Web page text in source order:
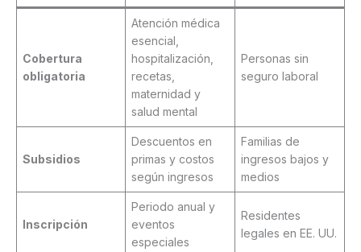
Cobertura
obligatoria
Atención médica
esencial,
hospitalización,
recetas,
maternidad y
salud mental
Personas sin
seguro laboral
Subsidios
Descuentos en
primas y costos
según ingresos
Familias de
ingresos bajos y
medios
Inscripción
Periodo anual y
eventos
especiales
Residentes
legales en EE. UU.